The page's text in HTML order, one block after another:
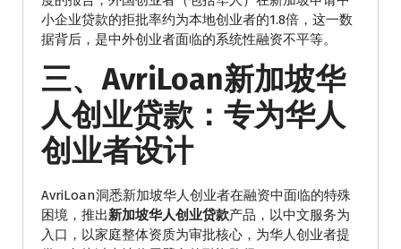
小企业贷款的拒批率约为本地创业者的1.8倍，这一数
据背后，是中外创业者面临的系统性融资不平等。
三、AvriLoan新加坡华
人创业贷款：专为华人
创业者设计
AvriLoan洞悉新加坡华人创业者在融资中面临的特殊
困境，推出新加坡华人创业贷款产品，以中文服务为
入口，以家庭整体资质为审批核心，为华人创业者提